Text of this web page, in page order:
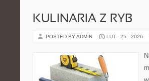
KULINARIA Z RYB
POSTED BY ADMIN LUT - 25 - 2026